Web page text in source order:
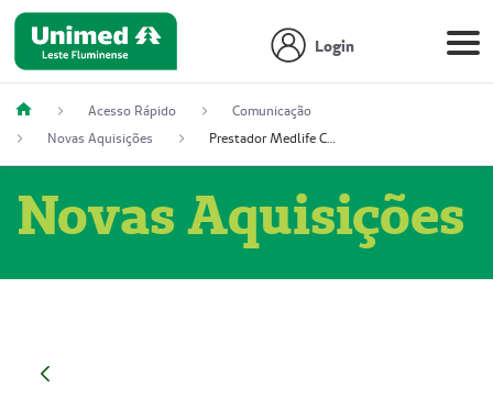
Login
Acesso Rápido
Comunicação
Novas Aquisições
Prestador Medlife Consultas e Diagnósticos (51004334-2)
Novas Aquisições